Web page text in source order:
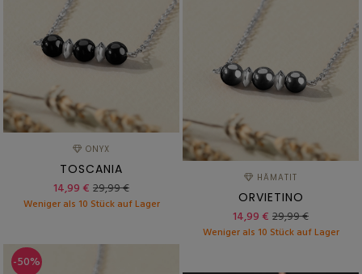
ONYX
TOSCANIA
14,99 € 29,99 €
Weniger als 10 Stück auf Lager
HÄMATIT
ORVIETINO
14,99 € 29,99 €
Weniger als 10 Stück auf Lager
-50%